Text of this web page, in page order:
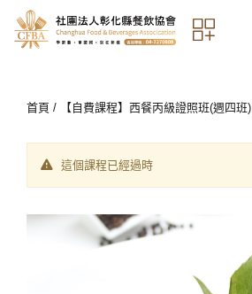
首頁 / 【自費課程】西餐丙級證照班(週四班)
這個課程已經過時